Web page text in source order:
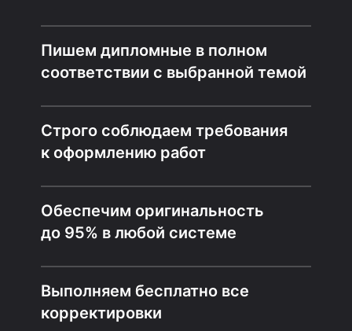
Пишем дипломные в полном
соответствии с выбранной темой
Строго соблюдаем требования
к оформлению работ
Обеспечим оригинальность
до 95% в любой системе
Выполняем бесплатно все
корректировки